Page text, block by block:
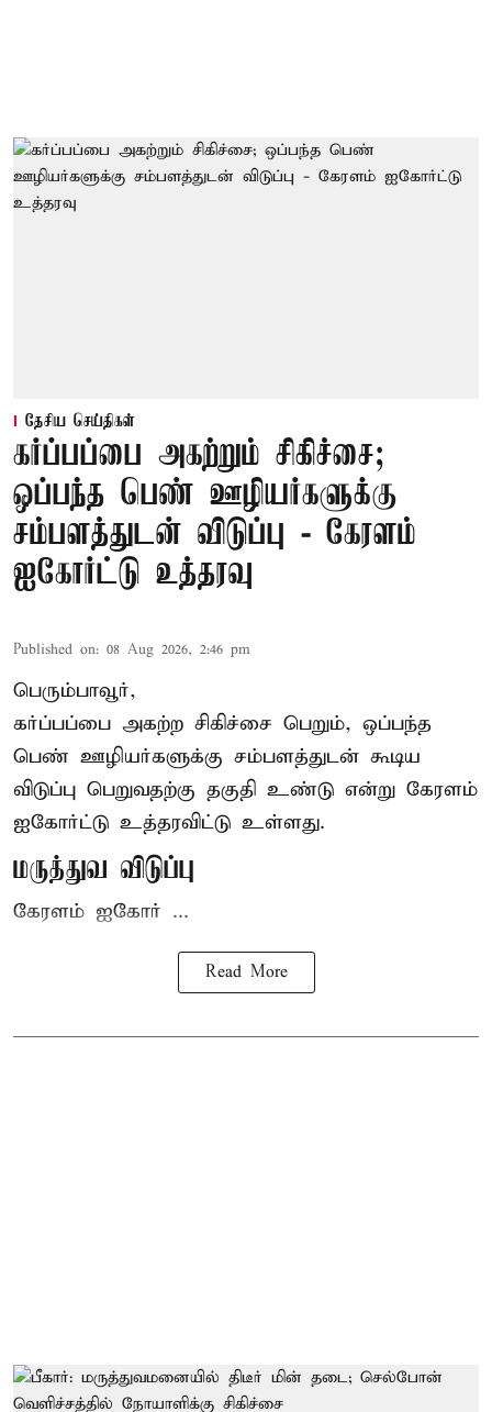
தேசிய செய்திகள்
கர்ப்பப்பை அகற்றும் சிகிச்சை;
ஒப்பந்த பெண் ஊழியர்களுக்கு
சம்பளத்துடன் விடுப்பு - கேரளம்
ஐகோர்ட்டு உத்தரவு
Published on: 08 Aug 2026, 2:46 pm
பெரும்பாவூர்,
கர்ப்பப்பை அகற்ற சிகிச்சை பெறும், ஒப்பந்த
பெண் ஊழியர்களுக்கு சம்பளத்துடன் கூடிய
விடுப்பு பெறுவதற்கு தகுதி உண்டு என்று கேரளம்
ஐகோர்ட்டு உத்தரவிட்டு உள்ளது.
மருத்துவ விடுப்பு
கேரளம் ஐகோர் ...
Read More